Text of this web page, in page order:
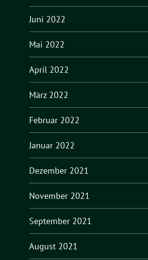
Juni 2022
Mai 2022
April 2022
März 2022
Februar 2022
Januar 2022
Dezember 2021
November 2021
September 2021
August 2021